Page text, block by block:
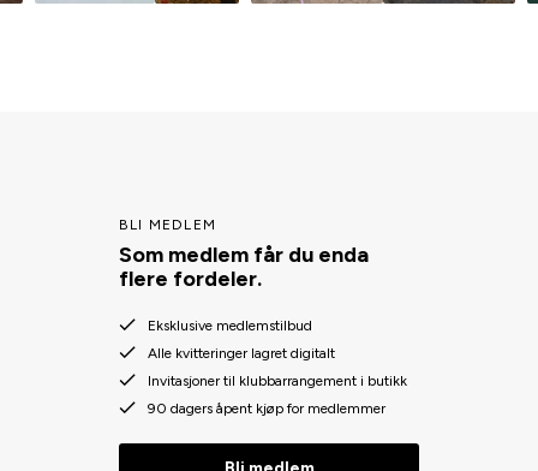
BLI MEDLEM
Som medlem får du enda
flere fordeler.
Eksklusive medlemstilbud
Alle kvitteringer lagret digitalt
Invitasjoner til klubbarrangement i butikk
90 dagers åpent kjøp for medlemmer